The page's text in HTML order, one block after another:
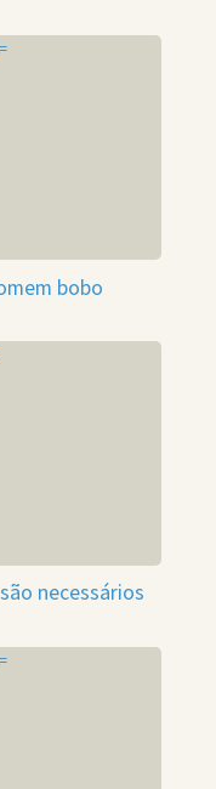
bobo
necessários